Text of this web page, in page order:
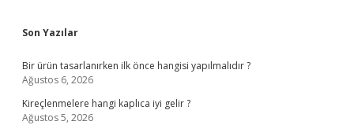
Sidebar
Son Yazılar
Bir ürün tasarlanırken ilk önce hangisi yapılmalıdır ?
Ağustos 6, 2026
Kireçlenmelere hangi kaplıca iyi gelir ?
Ağustos 5, 2026